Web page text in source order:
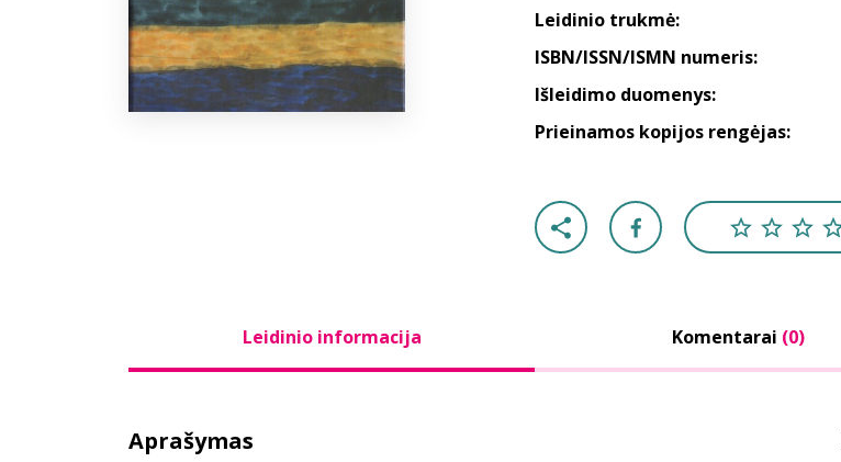
Leidinio trukmė:
ISBN/ISSN/ISMN numeris:
Išleidimo duomenys:
Prieinamos kopijos rengėjas:
Leidinio informacija Komentarai (0)
Aprašymas